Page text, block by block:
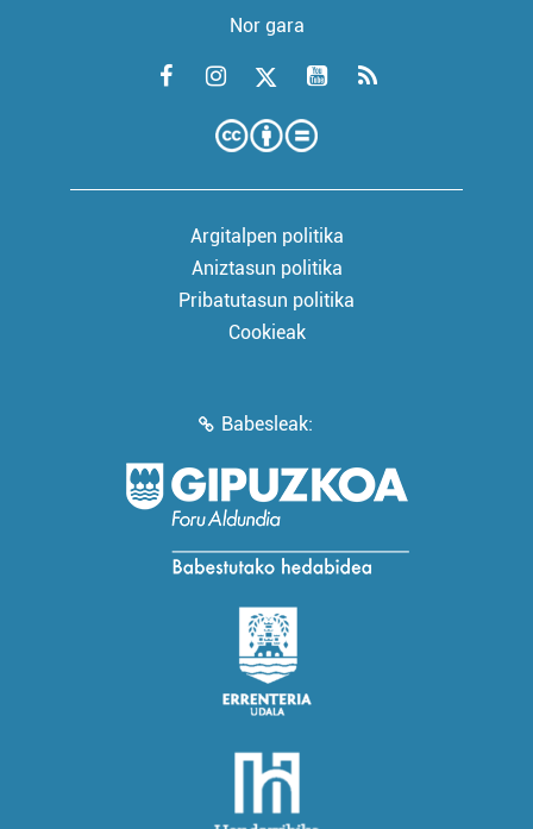
Nor gara
Argitalpen politika
Aniztasun politika
Pribatutasun politika
Cookieak
Babesleak: